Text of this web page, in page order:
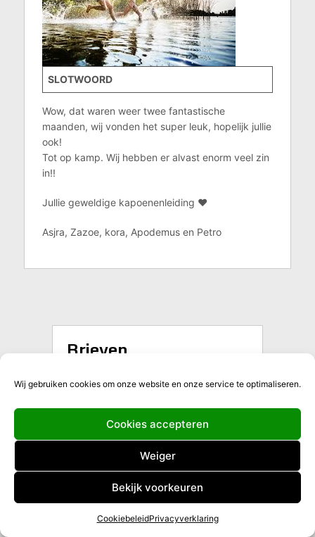
Wij gebruiken cookies om onze website en onze service te optimaliseren.
Cookies accepteren
Weiger
Bekijk voorkeuren
CookiebeleidPrivacyverklaring
SLOTWOORD
Wow, dat waren weer twee fantastische
maanden, wij vonden het super leuk, hopelijk jullie
ook!
Tot op kamp. Wij hebben er alvast enorm veel zin
in!!
Jullie geweldige kapoenenleiding ♥
Asjra, Zazoe, kora, Apodemus en Petro
Brieven
Belangrijke data
Drank, drugs en gedragsbeleid 2025
Nieuwe scoutstuin
Inhuldiging scoutstuin en